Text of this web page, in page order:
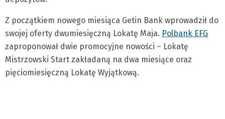
Z początkiem nowego miesiąca Getin Bank wprowadził do
swojej oferty dwumiesięczną Lokatę Maja. Polbank EFG
zaproponował dwie promocyjne nowości – Lokatę
Mistrzowski Start zakładaną na dwa miesiące oraz
pięciomiesięczną Lokatę Wyjątkową.